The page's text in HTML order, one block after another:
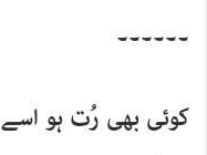
۔۔۔۔۔۔
کوئی بھی رُت ہو اسے